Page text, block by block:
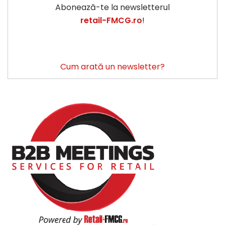
Abonează-te la newsletterul
retail-FMCG.ro!
Cum arată un newsletter?